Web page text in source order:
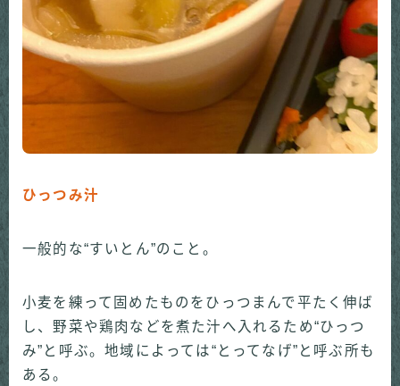
ひっつみ汁
一般的な“すいとん”のこと。
小麦を練って固めたものをひっつまんで平たく伸ば
し、野菜や鶏肉などを煮た汁へ入れるため“ひっつ
み”と呼ぶ。地域によっては“とってなげ”と呼ぶ所も
ある。